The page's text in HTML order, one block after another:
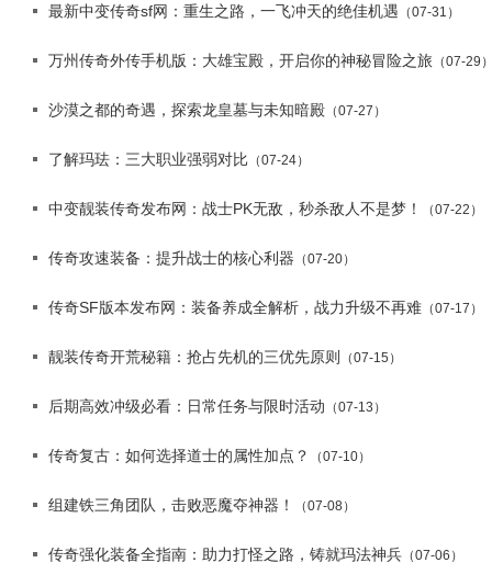
最新中变传奇sf网：重生之路，一飞冲天的绝佳机遇 （07-31）
万州传奇外传手机版：大雄宝殿，开启你的神秘冒险之旅 （07-29
沙漠之都的奇遇，探索龙皇墓与未知暗殿 （07-27）
了解玛珐：三大职业强弱对比 （07-24）
中变靓装传奇发布网：战士PK无敌，秒杀敌人不是梦！ （07-22）
传奇攻速装备：提升战士的核心利器 （07-20）
传奇SF版本发布网：装备养成全解析，战力升级不再难 （07-17）
靓装传奇开荒秘籍：抢占先机的三优先原则 （07-15）
后期高效冲级必看：日常任务与限时活动 （07-13）
传奇复古：如何选择道士的属性加点？ （07-10）
组建铁三角团队，击败恶魔夺神器！ （07-08）
传奇强化装备全指南：助力打怪之路，铸就玛法神兵 （07-06）